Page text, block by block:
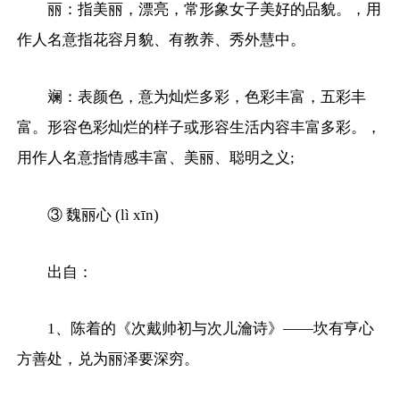
丽：指美丽，漂亮，常形象女子美好的品貌。，用
作人名意指花容月貌、有教养、秀外慧中。
斓：表颜色，意为灿烂多彩，色彩丰富，五彩丰
富。形容色彩灿烂的样子或形容生活内容丰富多彩。，
用作人名意指情感丰富、美丽、聪明之义;
③ 魏丽心 (lì xīn)
出自：
1、陈着的《次戴帅初与次儿瀹诗》——坎有亨心
方善处，兑为丽泽要深穷。